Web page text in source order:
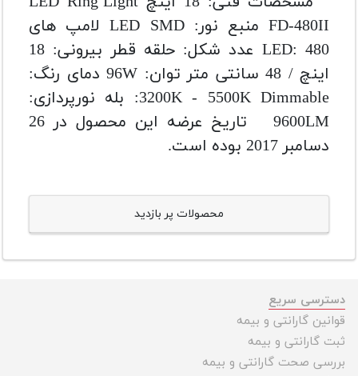
FD-480II منبع نور: LED SMD
لامپ های
LED: 480 عدد
شکل: حلقه
قطر بیرونی: 18
اینچ / 48 سانتی متر
توان: 96W
دمای رنگ:
3200K - 5500K Dimmable: بله
نورپردازی:
9600LM
تاریخ عرضه این محصول در 26
دسامبر 2017 بوده است.
محصولات پر بازدید
دسترسی سریع
قوانین گارانتی و بیمه
ثبت گارانتی و بیمه
بررسی صحت گارانتی و بیمه